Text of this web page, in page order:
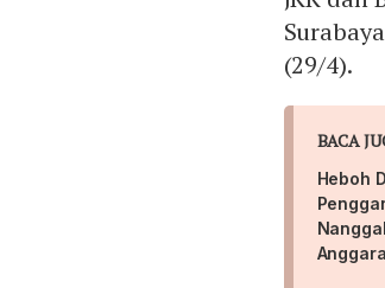
(29/4).
BACA
Heboh